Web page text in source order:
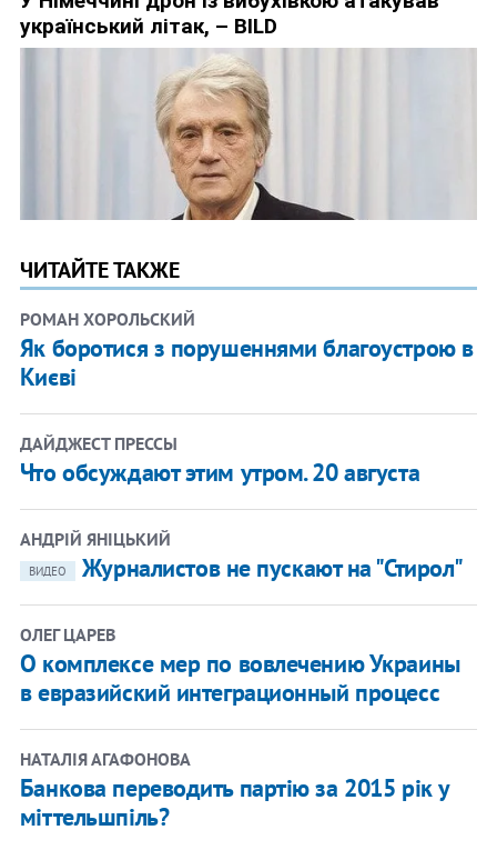
ЧИТАЙТЕ ТАКЖЕ
РОМАН ХОРОЛЬСКИЙ
Як боротися з порушеннями благоустрою в
Києві
ДАЙДЖЕСТ ПРЕССЫ
Что обсуждают этим утром. 20 августа
АНДРІЙ ЯНІЦЬКИЙ
ВИДЕО Журналистов не пускают на "Стирол"
ОЛЕГ ЦАРЕВ
О комплексе мер по вовлечению Украины
в евразийский интеграционный процесс
НАТАЛІЯ АГАФОНОВА
Банкова переводить партію за 2015 рік у
міттельшпіль?